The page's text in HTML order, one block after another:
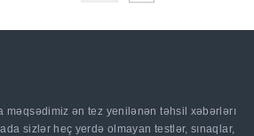
məqsədimiz ən tez yenilənən təhsil xəbərlərı
sizlər heç yerdə olmayan testlər, sınaqlar,